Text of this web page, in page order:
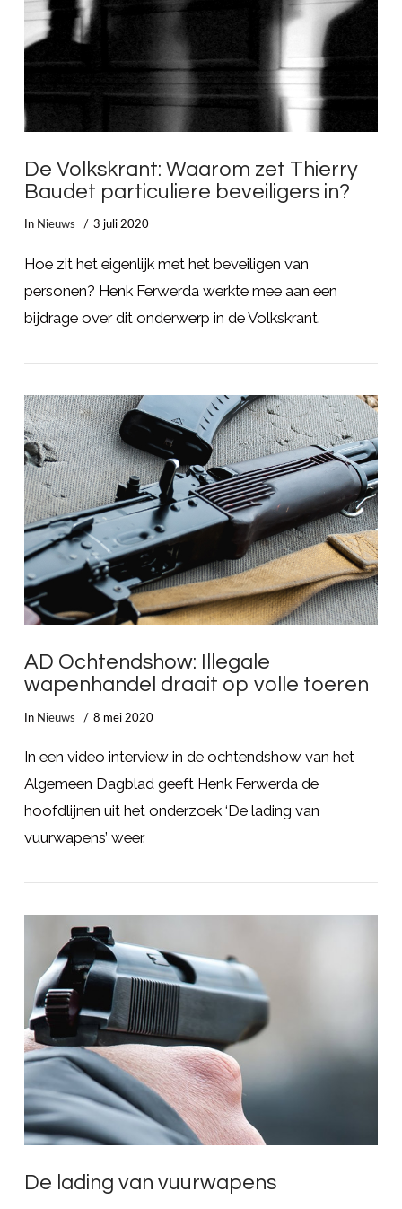
LEES MEER
De Volkskrant: Waarom zet Thierry
Baudet particuliere beveiligers in?
In Nieuws 3 juli 2020
Hoe zit het eigenlijk met het beveiligen van
personen? Henk Ferwerda werkte mee aan een
bijdrage over dit onderwerp in de Volkskrant.
LEES MEER
AD Ochtendshow: Illegale
wapenhandel draait op volle toeren
In Nieuws 8 mei 2020
In een video interview in de ochtendshow van het
Algemeen Dagblad geeft Henk Ferwerda de
hoofdlijnen uit het onderzoek ‘De lading van
vuurwapens’ weer.
De lading van vuurwapens